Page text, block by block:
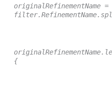
originalRefinementName =
for (var